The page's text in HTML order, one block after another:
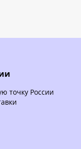
точку России